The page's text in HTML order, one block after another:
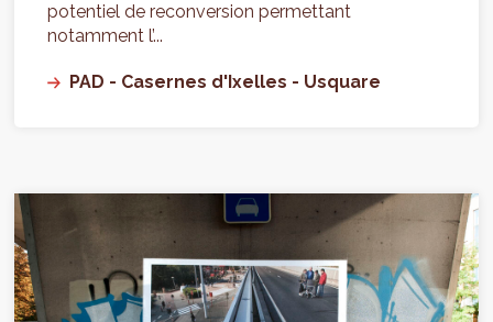
potentiel de reconversion permettant
notamment l’...
PAD - Casernes d'Ixelles - Usquare